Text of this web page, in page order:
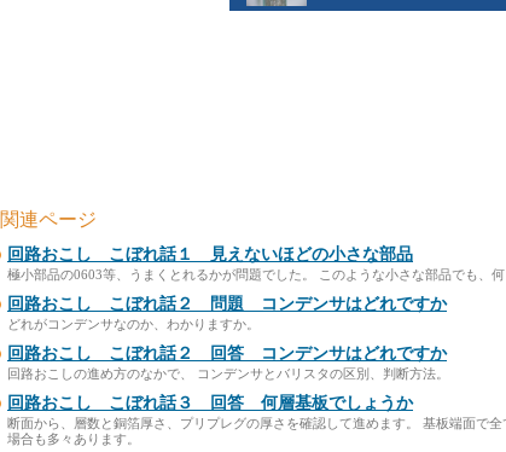
関連ページ
回路おこし こぼれ話１ 見えないほどの小さな部品
極小部品の0603等、うまくとれるかが問題でした。 このような小さな部品でも、
回路おこし こぼれ話２ 問題 コンデンサはどれですか
どれがコンデンサなのか、わかりますか。
回路おこし こぼれ話２ 回答 コンデンサはどれですか
回路おこしの進め方のなかで、 コンデンサとバリスタの区別、判断方法。
回路おこし こぼれ話３ 回答 何層基板でしょうか
断面から、層数と銅箔厚さ、プリプレグの厚さを確認して進めます。 基板端面で
場合も多々あります。